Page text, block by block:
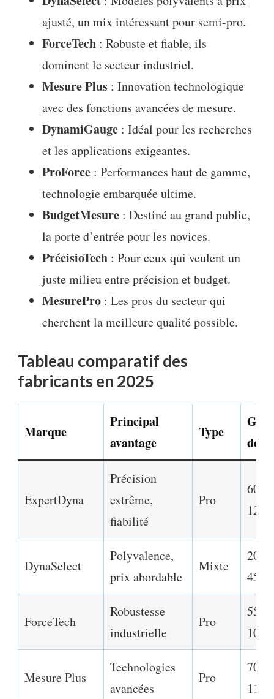
ajusté, un mix intéressant pour semi-pro.
ForceTech : Robuste et fiable, ils
dominent le secteur industriel.
Mesure Plus : Innovation technologique
avec des fonctions avancées de mesure.
DynamiGauge : Idéal pour les recherches
et les applications exigeantes.
ProForce : Performances haut de gamme,
technologie embarquée ultime.
BudgetMesure : Destiné au grand public,
la porte d’entrée pour les novices.
PrécisioTech : Pour ceux qui veulent un
juste milieu entre précision et budget.
MesurePro : Les pros du secteur qui
cherchent la meilleure qualité possible.
Tableau comparatif des
fabricants en 2025
Marque
Principal
avantage
Type
de
ExpertDyna
Précision
extrême,
fiabilité
Pro
DynaSelect
Polyvalence,
prix abordable
Mixte
450€
ForceTech
Robustesse
industrielle
Pro
Mesure Plus
Technologies
avancées
Pro